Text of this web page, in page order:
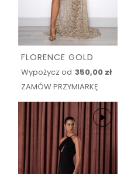
FLORENCE GOLD
Wypożycz od 350,00 zł
ZAMÓW PRZYMIARKĘ